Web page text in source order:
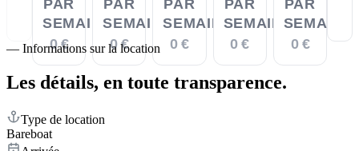
PAR
SEMAINE
0 €
PAR
SEMAINE
0 €
PAR
SEMAINE
0 €
PAR
SEMAINE
0 €
PAR
SEMAINE
0 €
— Informations sur la location
Les détails, en toute transparence.
Type de location
Bareboat